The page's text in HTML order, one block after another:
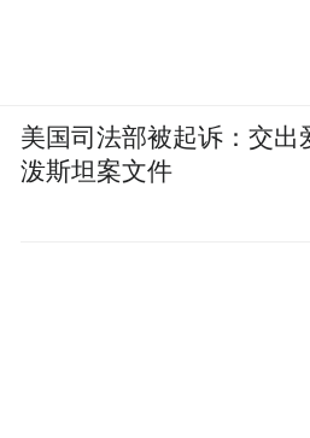
美国司法部被起诉：交出
泼斯坦案文件